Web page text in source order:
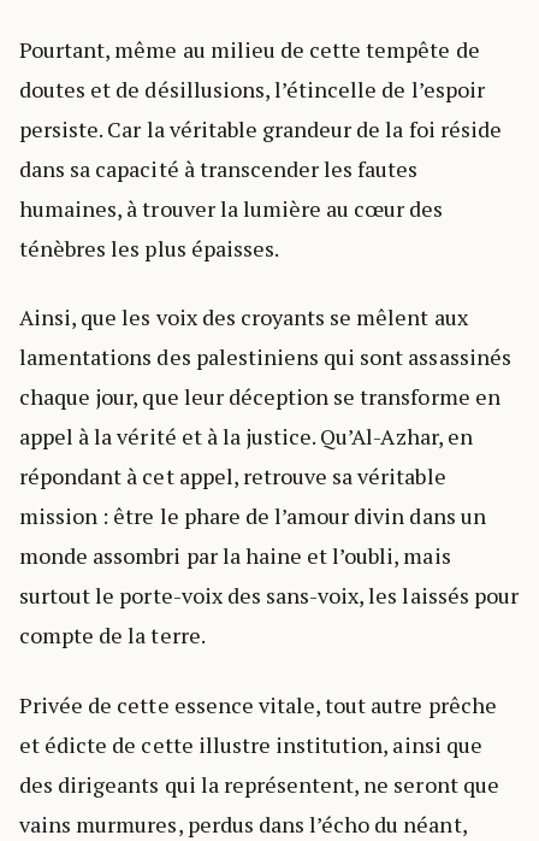
Pourtant, même au milieu de cette tempête de
doutes et de désillusions, l’étincelle de l’espoir
persiste. Car la véritable grandeur de la foi réside
dans sa capacité à transcender les fautes
humaines, à trouver la lumière au cœur des
ténèbres les plus épaisses.
Ainsi, que les voix des croyants se mêlent aux
lamentations des palestiniens qui sont assassinés
chaque jour, que leur déception se transforme en
appel à la vérité et à la justice. Qu’Al-Azhar, en
répondant à cet appel, retrouve sa véritable
mission : être le phare de l’amour divin dans un
monde assombri par la haine et l’oubli, mais
surtout le porte-voix des sans-voix, les laissés pour
compte de la terre.
Privée de cette essence vitale, tout autre prêche
et édicte de cette illustre institution, ainsi que
des dirigeants qui la représentent, ne seront que
vains murmures, perdus dans l’écho du néant,